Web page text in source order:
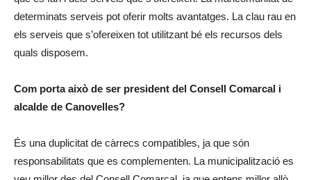
determinats serveis pot oferir molts avantatges. La clau rau en
els serveis que s’ofereixen tot utilitzant bé els recursos dels
quals disposem.
Com porta això de ser president del Consell Comarcal i
alcalde de Canovelles?
És una duplicitat de càrrecs compatibles, ja que són
responsabilitats que es complementen. La municipalització es